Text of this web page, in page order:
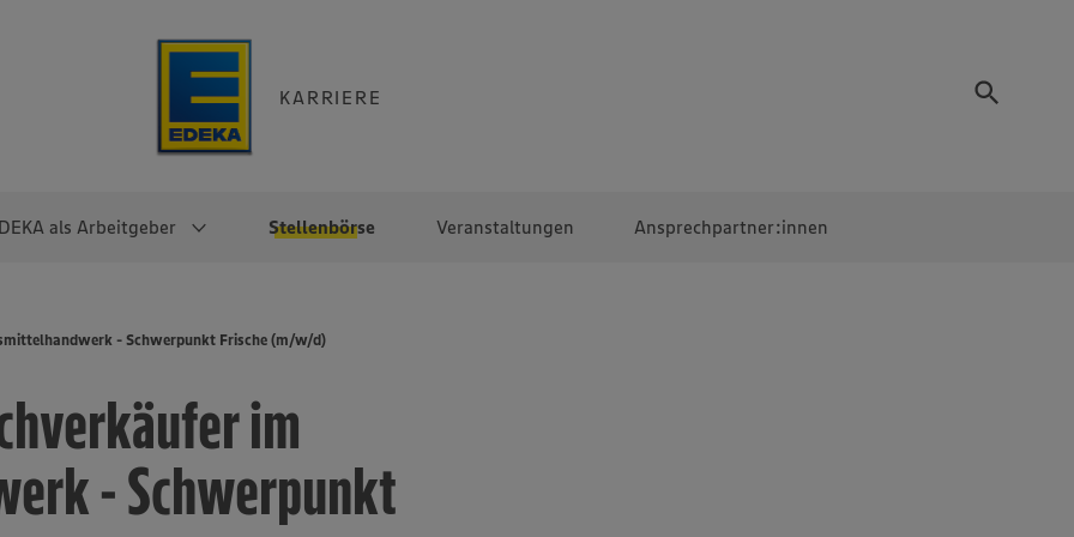
KARRIERE
als Arbeitgeber Stellenbörse Veranstaltungen Ansprechpartner:innen
Direkteinstieg
Noch Fragen?
Überblick
EDEKA Fruchtkontor
EDEKA Foodservice
EDEKA-
- Schwerpunkt Frische (m/w/d)
im
- Schwerpunkt